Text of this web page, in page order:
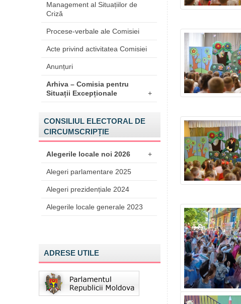
Management al Situațiilor de
Criză
Procese-verbale ale Comisiei
Acte privind activitatea Comisiei
Anunțuri
Arhiva – Comisia pentru
Situații Excepționale
+
CONSILIUL ELECTORAL DE
CIRCUMSCRIPȚIE
Alegerile locale noi 2026 +
Alegeri parlamentare 2025
Alegeri prezidențiale 2024
Alegerile locale generale 2023
ADRESE UTILE